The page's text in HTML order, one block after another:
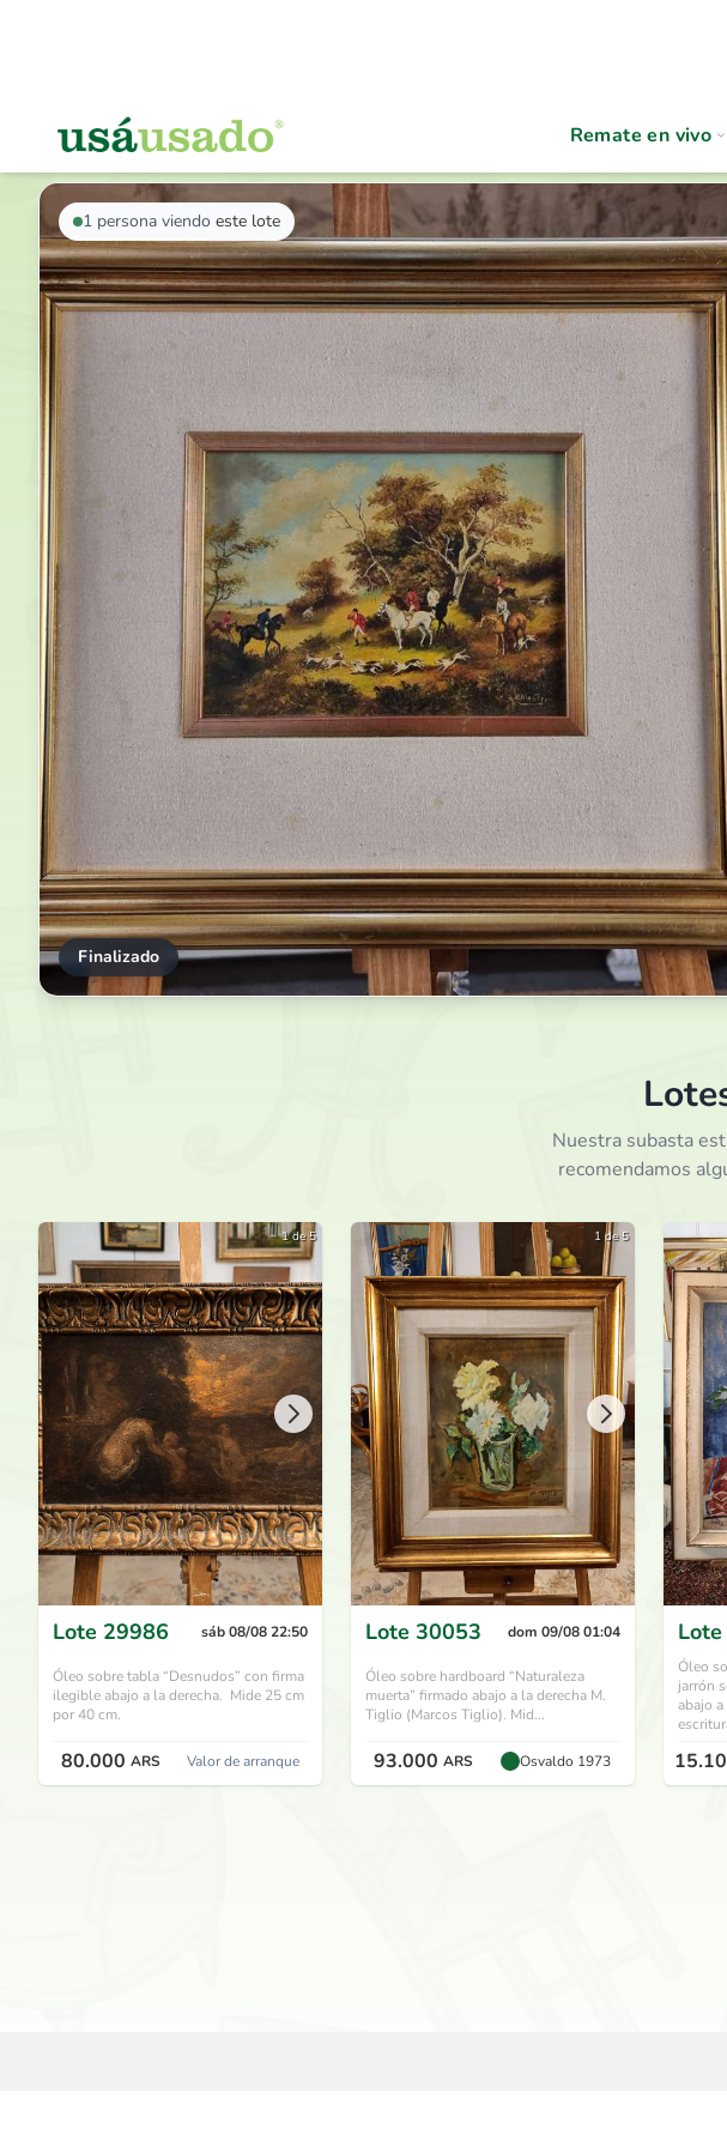
Remate en vivo
VOLVER AL LISTADO
1 persona viendo este lote
Finalizado
Nuestra subasta
recomendamos
1 de 5
Lote 29986 sáb 08/08 22:50
Óleo sobre tabla “Desnudos” con firma
ilegible abajo a la derecha. Mide 25 cm
por 40 cm.
80.000 ARS Valor de arranque
1 de 5
Lote 30053 dom 09/08 01:04
Óleo sobre hardboard “Naturaleza
muerta” firmado abajo a la derecha M.
Tiglio (Marcos Tiglio). Mid...
93.000 ARS Osvaldo 1973
Lote
Óleo
jarrón
abajo